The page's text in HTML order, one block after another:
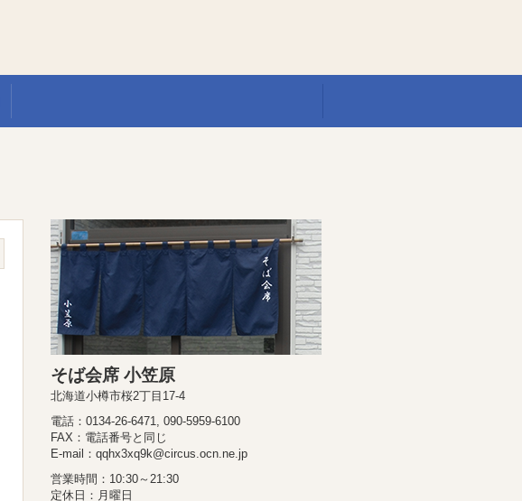
そば会席 小笠原
北海道小樽市桜2丁目17-4
電話：0134-26-6471, 090-5959-6100
FAX：電話番号と同じ
E-mail：qqhx3xq9k@circus.ocn.ne.jp
営業時間：10:30～21:30
定休日：月曜日